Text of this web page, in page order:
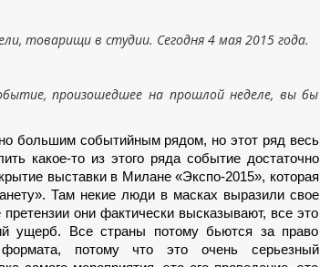
товарищи в студии. Сегодня 4 мая 2015 года.
произошедшее на прошлой неделе, вы бы
большим событийным рядом, но этот ряд весь
какое-то из этого ряда событие достаточно
выставки в Милане «Экспо-2015», которая
Там некие люди в масках выразили свое
они фактически высказывают, все это
ущерб. Все страны потому бьются за право
формата, потому что это очень серьезный